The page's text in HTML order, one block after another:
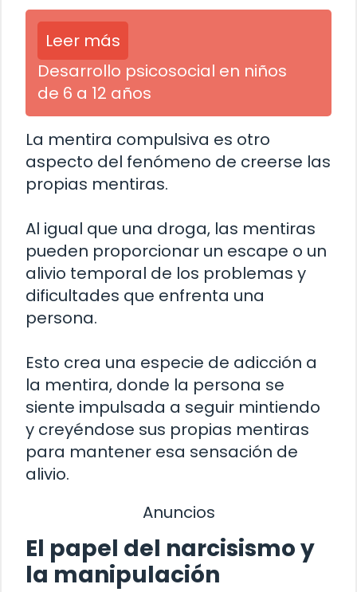
Leer más
Desarrollo psicosocial en niños
de 6 a 12 años
La mentira compulsiva es otro
aspecto del fenómeno de creerse las
propias mentiras.
Al igual que una droga, las mentiras
pueden proporcionar un escape o un
alivio temporal de los problemas y
dificultades que enfrenta una
persona.
Esto crea una especie de adicción a
la mentira, donde la persona se
siente impulsada a seguir mintiendo
y creyéndose sus propias mentiras
para mantener esa sensación de
alivio.
Anuncios
El papel del narcisismo y
la manipulación